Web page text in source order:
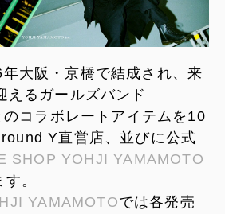
⼤阪・京橋で結成され、来
えるガールズバンド
のコラボレートアイテムを10
Y直営店、並びに公式
SHOP YOHJI YAMAMOTO
。
YAMAMOTOでは各発売